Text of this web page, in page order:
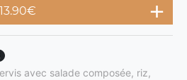
13.90€
avec salade composée, riz,